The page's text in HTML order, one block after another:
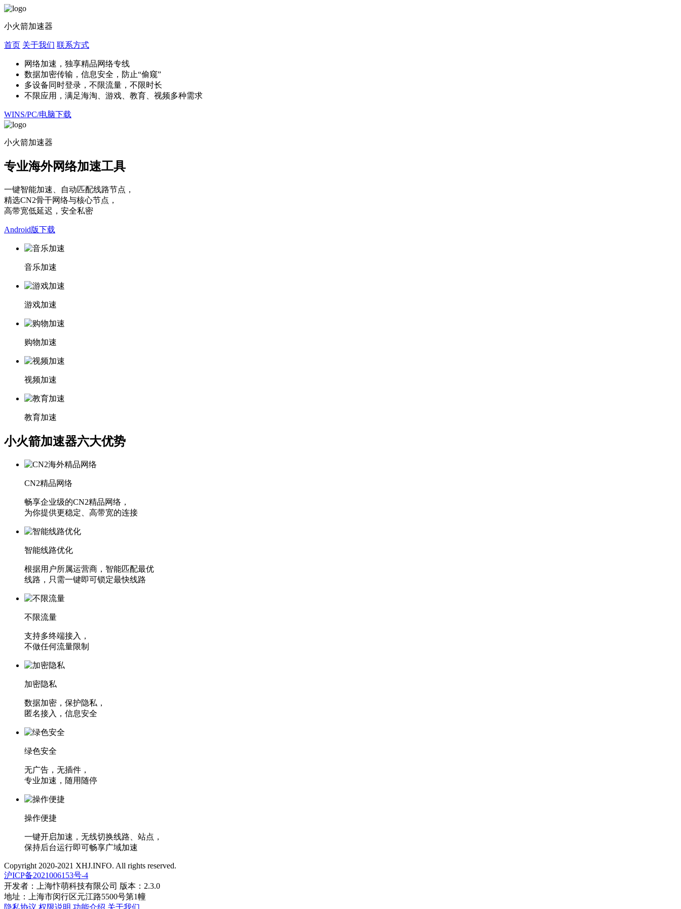
小火箭加速器
首页 关于我们 联系方式
网络加速，独享精品网络专线
数据加密传输，信息安全，防止“偷窥”
多设备同时登录，不限流量，不限时长
不限应用，满足海淘、游戏、教育、视频多种需求
WINS/PC/电脑下载
小火箭加速器
专业海外网络加速工具
一键智能加速、自动匹配线路节点，
精选CN2骨干网络与核心节点，
高带宽低延迟，安全私密
Android版下载
音乐加速
游戏加速
购物加速
视频加速
教育加速
小火箭加速器六大优势
CN2精品网络
畅享企业级的CN2精品网络，
为你提供更稳定、高带宽的连接
智能线路优化
根据用户所属运营商，智能匹配最优
线路，只需一键即可锁定最快线路
不限流量
支持多终端接入，
不做任何流量限制
加密隐私
数据加密，保护隐私，
匿名接入，信息安全
绿色安全
无广告，无插件，
专业加速，随用随停
操作便捷
一键开启加速，无线切换线路、站点，
保持后台运行即可畅享广域加速
Copyright 2020-2021 XHJ.INFO. All rights reserved.
沪ICP备2021006153号-4
开发者：上海忭萌科技有限公司 版本：2.3.0
地址：上海市闵行区元江路5500号第1幢
隐私协议 权限说明 功能介绍 关于我们